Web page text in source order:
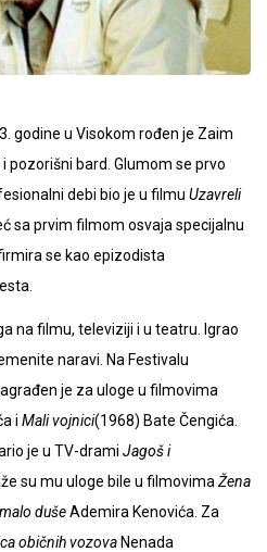
godine u Visokom rođen je Zaim
pozorišni bard. Glumom se prvo
debi bio je u filmu Uzavreli
sa prvim filmom osvaja specijalnu
se kao epizodista
na filmu, televiziji i u teatru. Igrao
naravi. Na Festivalu
je za uloge u filmovima
i Mali vojnici(1968) Bate Čengića.
je u TV-drami Jagoš i
su mu uloge bile u filmovima Žena
dušeAdemira Kenovića. Za
običnih vozova Nenada